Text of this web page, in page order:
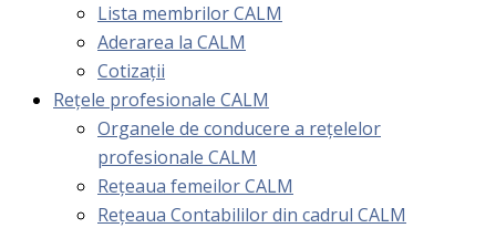
Lista membrilor CALM
Aderarea la CALM
Cotizaţii
Rețele profesionale CALM
Organele de conducere a rețelelor
profesionale CALM
Rețeaua femeilor CALM
Rețeaua Contabililor din cadrul CALM